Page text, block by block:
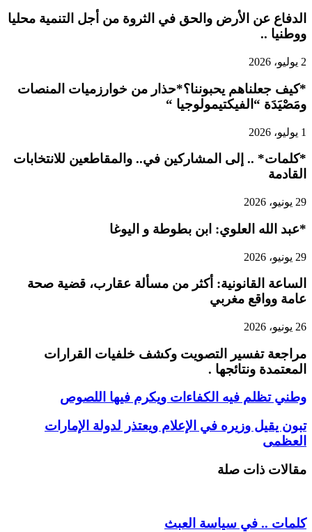
الدفاع عن الأرض والحق في الثروة من أجل التنمية محليا
ووطنيا ..
2 يوليو، 2026
*كيف جعلناهم يحبوننا؟*حذار من خوارزميات المنصات
ومَصْيَدَة “الفيكتيمولوجيا “
1 يوليو، 2026
*كلمات* .. إلى المشاركين في.. والمقاطعين للانتخابات
القادمة
29 يونيو، 2026
*عبد الله العلوي: ابن بطوطة و اليوغا
29 يونيو، 2026
الساعة القانونية: أكثر من مسألة عقارب، قضية صحة
عامة وواقع مغربي
26 يونيو، 2026
مراجعة تفسير التصويت وكشف خلفيات القرارات
المعتمدة ونتائجها .
وطني تظلم فيه الكفاءات ويكرم فيها اللصوص
تبون يقيل وزيره في الإعلام ويعتذر لدولة الإمارات
العظمى
مقالات ذات صلة
كلمات .. في سياسة العبث